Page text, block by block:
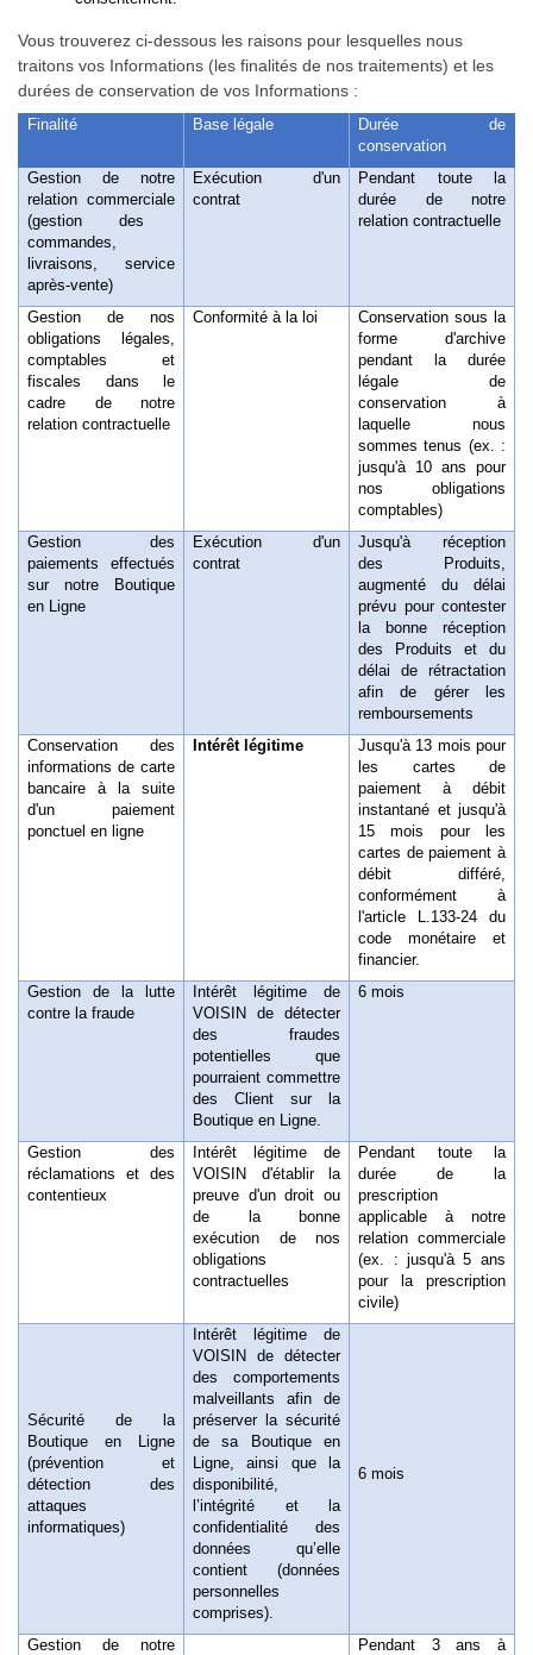
Vous trouverez ci-dessous les raisons pour lesquelles nous
traitons vos Informations (les finalités de nos traitements) et les
durées de conservation de vos Informations :
Finalité Base légale
Durée de
conservation
Gestion de notre
relation commerciale
(gestion des
commandes,
livraisons, service
après-vente)
Exécution d'un
contrat
Pendant toute la
durée de notre
relation contractuelle
Gestion de nos
obligations légales,
comptables et
fiscales dans le
cadre de notre
relation contractuelle
Conformité à la loi
Conservation sous la
forme d'archive
pendant la durée
légale de
conservation à
laquelle nous
sommes tenus (ex. :
jusqu'à 10 ans pour
nos obligations
comptables)
Gestion des
paiements effectués
sur notre Boutique
en Ligne
Exécution d'un
contrat
Jusqu'à réception
des Produits,
augmenté du délai
prévu pour contester
la bonne réception
des Produits et du
délai de rétractation
afin de gérer les
remboursements
Conservation des
informations de carte
bancaire à la suite
d'un paiement
ponctuel en ligne
Intérêt légitime
Jusqu'à 13 mois pour
les cartes de
paiement à débit
instantané et jusqu'à
15 mois pour les
cartes de paiement à
débit
différé,
conformément à
l'article L.133-24 du
code monétaire et
financier.
Gestion de la lutte
contre la fraude
Intérêt légitime de
VOISIN de détecter
des fraudes
potentielles que
pourraient commettre
des Client sur la
Boutique en Ligne.
6 mois
Gestion des
réclamations et des
contentieux
Intérêt légitime de
VOISIN d'établir la
preuve d'un droit ou
de la bonne
exécution de nos
obligations
contractuelles
Pendant toute la
durée de la
prescription
applicable à notre
relation commerciale
(ex. : jusqu'à 5 ans
pour la prescription
civile)
Sécurité de la
Boutique en Ligne
(prévention et
détection des
attaques
informatiques)
Intérêt légitime de
VOISIN de détecter
des comportements
malveillants afin de
préserver la sécurité
de sa Boutique en
Ligne, ainsi que la
disponibilité,
l’intégrité et la
confidentialité des
données qu’elle
contient (données
personnelles
comprises).
6 mois
Gestion de notre
Pendant 3 ans à